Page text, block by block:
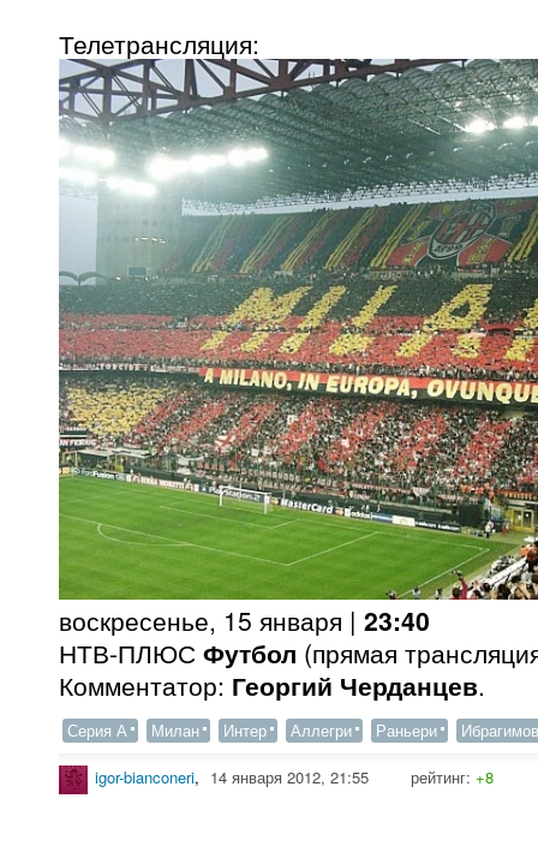
Телетрансляция:
воскресенье, 15 января | 23:40
НТВ-ПЛЮС Футбол (прямая
Комментатор: Георгий Черданцев.
Серия А Милан Интер Аллегри Раньери
igor-bianconeri, 14 января 2012, 21:55 рейтинг: +8